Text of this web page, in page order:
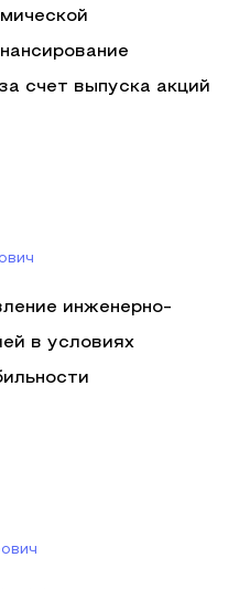
счет выпуска акций
инженерно-
в условиях